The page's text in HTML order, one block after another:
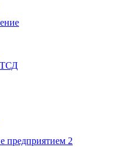
ТСД
предприятием 2